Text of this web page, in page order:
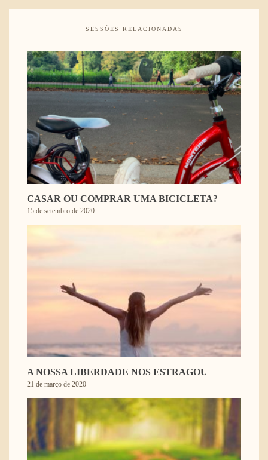
SESSÕES RELACIONADAS
CASAR OU COMPRAR UMA BICICLETA?
15 de setembro de 2020
A NOSSA LIBERDADE NOS ESTRAGOU
21 de março de 2020